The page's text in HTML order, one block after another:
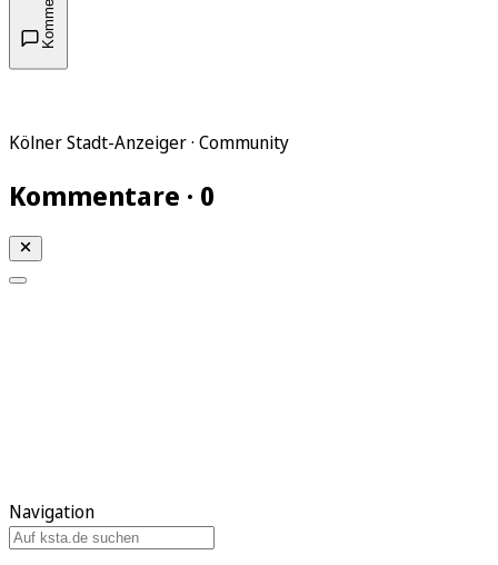
Kölner Stadt-Anzeiger · Community
Kommentare · 0
Navigation